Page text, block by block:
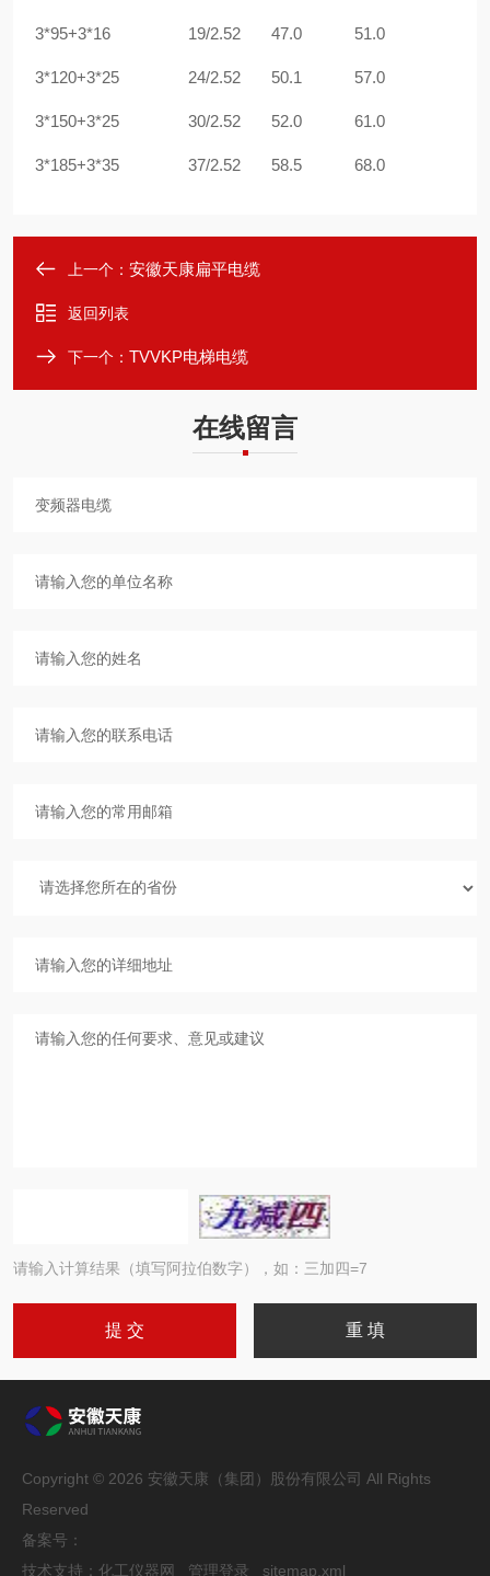
3*95+3*16 19/2.52 47.0 51.0
3*120+3*25 24/2.52 50.1 57.0
3*150+3*25 30/2.52 52.0 61.0
3*185+3*35 37/2.52 58.5 68.0
上一个： 安徽天康扁平电缆
返回列表
下一个： TVVKP电梯电缆
在线留言
请输入计算结果（填写阿拉伯数字），如：三加四=7
Copyright © 2026 安徽天康（集团）股份有限公司 All Rights
Reserved
备案号：
技术支持： 化工仪器网 管理登录 sitemap.xml